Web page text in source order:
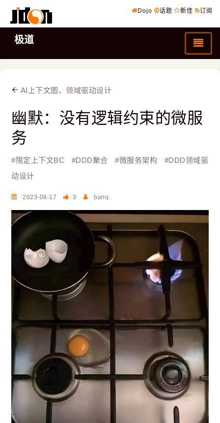
Dojo 话题 新佳 订阅
极道
AI上下文图、领域驱动设计
幽默：没有逻辑约束的微服
务
#限定上下文BC #DDD聚合 #微服务架构 #DDD领域驱
动设计
2023-08-17 3 banq